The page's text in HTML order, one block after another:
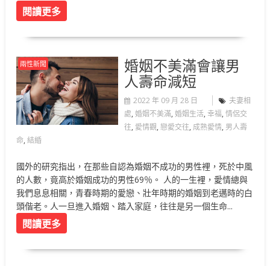
閱讀更多
兩性新聞 婚姻不美滿會讓男
人壽命減短
2022 年 09 月 28 日
夫妻相
處,婚姻不美滿,婚姻生活,幸福,情侶交
往, 愛情觀,戀愛交往,成熟愛情, 男人壽
命,結緍
國外的研究指出，在那些自認為婚姻不成功的男性裡，死於中風
的人數，竟高於婚姻成功的男性69％。 人的一生裡，愛情總與
我們息息相關，青春時期的愛戀、壯年時期的婚姻到老邁時的白
頭偕老。人一旦進入婚姻、踏入家庭，往往是另一個生命...
閱讀更多